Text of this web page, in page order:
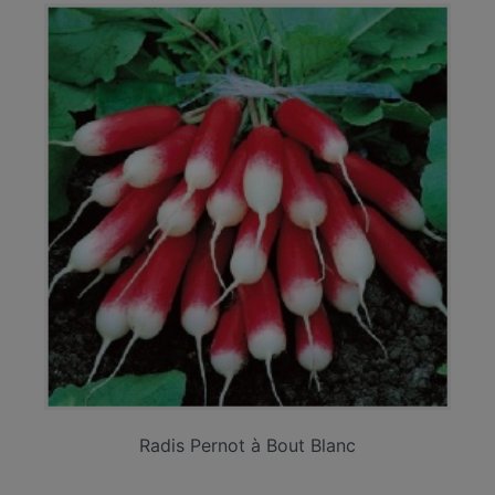
Radis Pernot à Bout Blanc